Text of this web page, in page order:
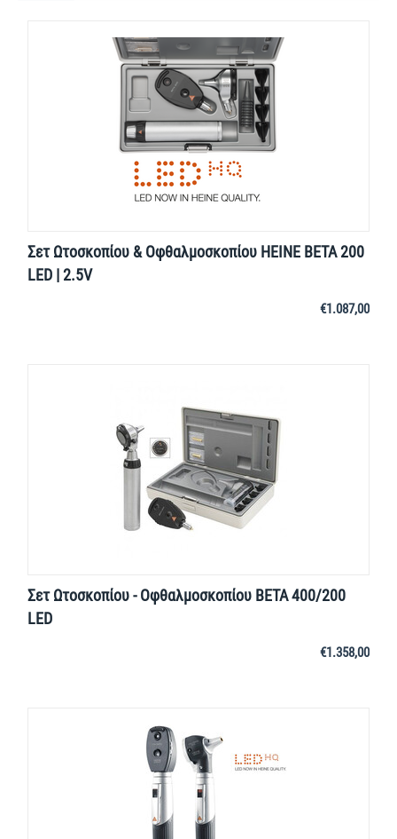
Σετ Ωτοσκοπίου & Οφθαλμοσκοπίου HEINE BETA 200
LED | 2.5V
€1.087,00
Σετ Ωτοσκοπίου - Οφθαλμοσκοπίου BETA 400/200
LED
€1.358,00